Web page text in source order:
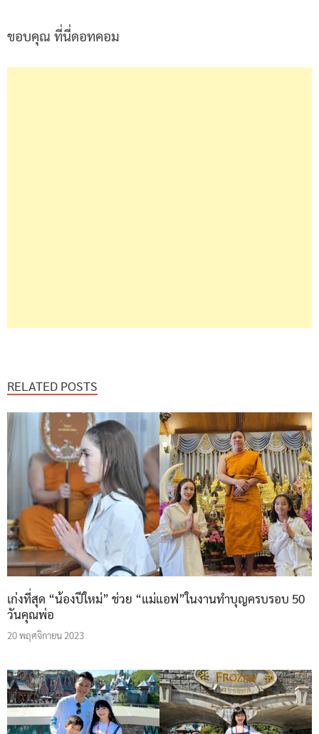
ขอบคุณ ที่นี่ดอทคอม
RELATED POSTS
เก่งที่สุด “น้องปีใหม่” ช่วย “แม่แอฟ”ในงานทำบุญครบรอบ 50
วันคุณพ่อ
20 พฤศจิกายน 2023